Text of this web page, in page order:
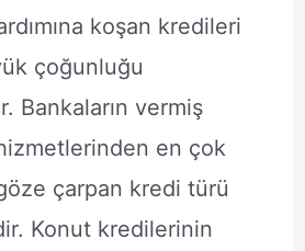
koşan kredileri
çoğunluğu
Bankaların vermiş
en çok
çarpan kredi türü
Konut kredilerinin